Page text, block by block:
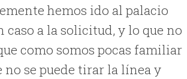
hemos ido al palacio
caso a la solicitud, y lo que no
como somos pocas familiar
no se puede tirar la línea y